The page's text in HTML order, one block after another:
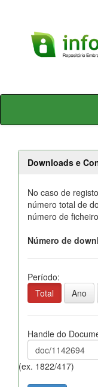
Skip
Downloads e
No caso de
número total de
número de
Número de
Período:
Total
Ano
Handle do
(ex. 1822/417)